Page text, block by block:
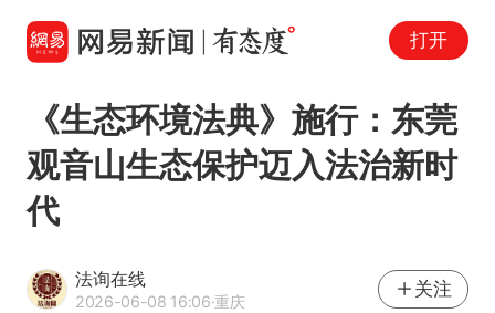
打开
《生态环境法典》施行：东莞
观音山生态保护迈入法治新时
代
法询在线
2026-06-08 16:06·重庆
关注